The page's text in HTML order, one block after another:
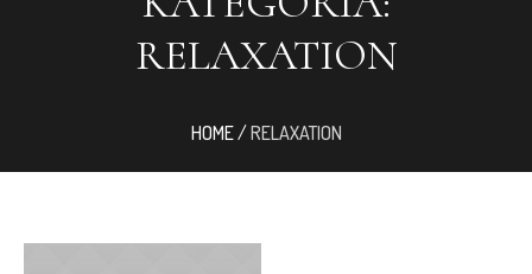
RELAXATION
HOME/RELAXATION